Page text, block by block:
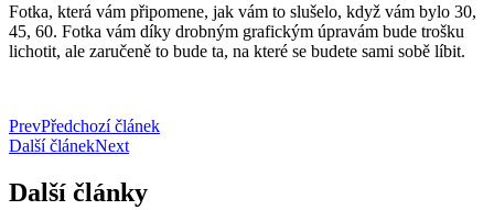
Fotka, která vám připomene, jak vám to slušelo, když vám bylo 30,
45, 60. Fotka vám díky drobným grafickým úpravám bude trošku
lichotit, ale zaručeně to bude ta, na které se budete sami sobě líbit.
PrevPředchozí článek
Další článekNext
Další články